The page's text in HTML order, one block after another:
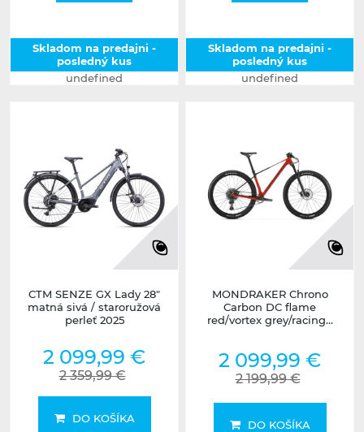
Skladom na predajni -
posledný kus
undefined
Skladom na predajni -
posledný kus
undefined
CTM SENZE GX Lady 28"
matná sivá / staroružová
perleť 2025
2 099,99 €
2 359,99 €
DO KOŠÍKA
MONDRAKER Chrono
Carbon DC flame
red/vortex grey/racing...
2 099,99 €
2 199,99 €
DO KOŠÍKA